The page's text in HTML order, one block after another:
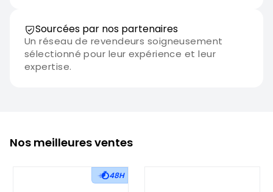
Sourcées par nos partenaires
Un réseau de revendeurs soigneusement
sélectionné pour leur expérience et leur
expertise.
Nos meilleures ventes
48H